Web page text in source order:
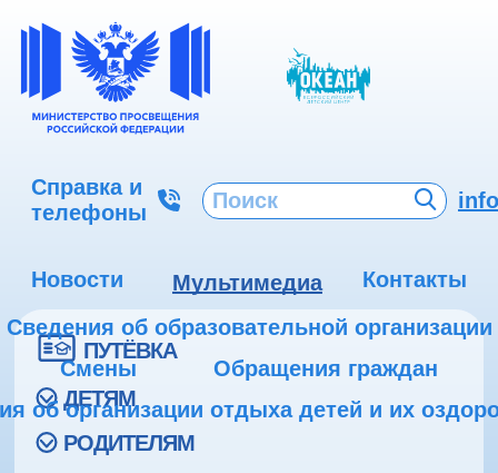
Справка и
телефоны
Новости Мультимедиа
Контакты
Сведения об образовательной организации
Смены
Обращения граждан
об организации отдыха детей и их
ПУТЁВКА
ДЕТЯМ
РОДИТЕЛЯМ